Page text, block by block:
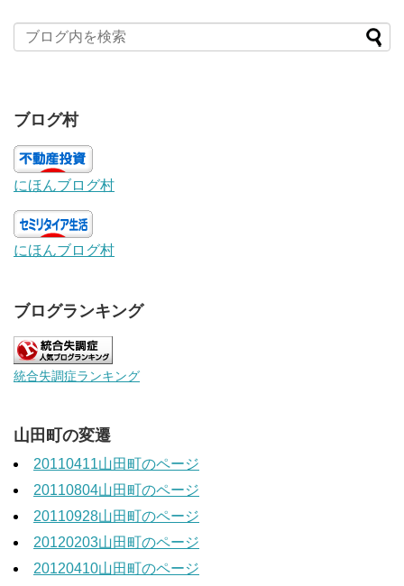
ブログ村
にほんブログ村
にほんブログ村
ブログランキング
統合失調症ランキング
山田町の変遷
20110411山田町のページ
20110804山田町のページ
20110928山田町のページ
20120203山田町のページ
20120410山田町のページ